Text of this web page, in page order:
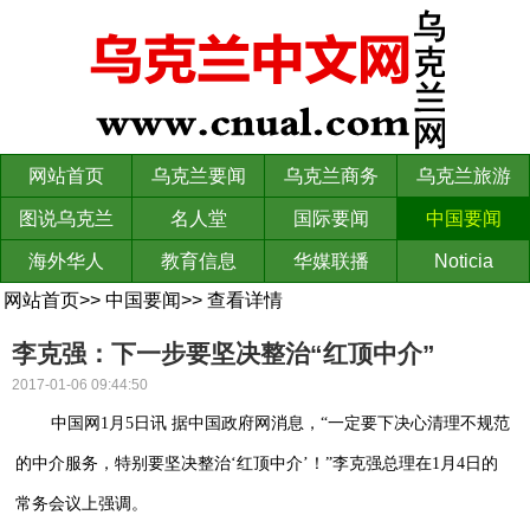
网站首页 乌克兰要闻 乌克兰商务 乌克兰旅游
图说乌克兰 名人堂 国际要闻 中国要闻
海外华人 教育信息 华媒联播
Noticia
网站首页>> 中国要闻>> 查看详情
李克强：下一步要坚决整治“红顶中介”
2017-01-06 09:44:50
中国网1月5日讯 据中国政府网消息，“一定要下决心清理不规范
的中介服务，特别要坚决整治‘红顶中介’！”李克强总理在1月4日的
常务会议上强调。